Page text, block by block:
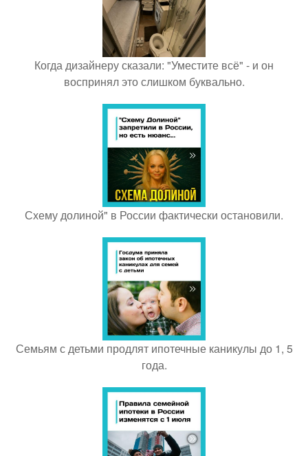
Когда дизайнеру сказали: "Уместите всё" - и он
воспринял это слишком буквально.
Схему долиной" в России фактически остановили.
Семьям с детьми продлят ипотечные каникулы до 1, 5
года.